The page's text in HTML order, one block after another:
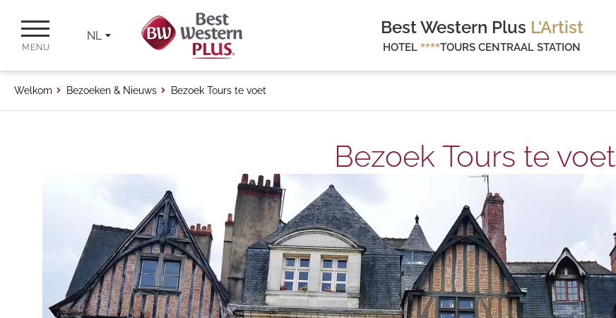
MENU
NL Best Western Plus L'Artist
HOTEL ****TOURS CENTRAAL STATION
Welkom Bezoeken & Nieuws Bezoek Tours te voet
Bezoek Tours te voet